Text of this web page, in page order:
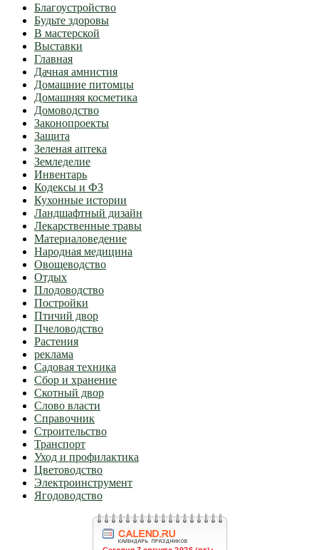
Благоустройство
Будьте здоровы
В мастерской
Выставки
Главная
Дачная амнистия
Домашние питомцы
Домашняя косметика
Домоводство
Законопроекты
Защита
Зеленая аптека
Земледелие
Инвентарь
Кодексы и ФЗ
Кухонные истории
Ландшафтный дизайн
Лекарственные травы
Материаловедение
Народная медицина
Овощеводство
Отдых
Плодоводство
Постройки
Птичий двор
Пчеловодство
Растения
реклама
Садовая техника
Сбор и хранение
Скотный двор
Слово власти
Справочник
Строительство
Транспорт
Уход и профилактика
Цветоводство
Электроинструмент
Ягодоводство